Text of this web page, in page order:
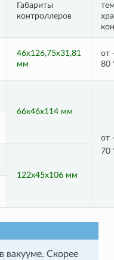
Габариты
контроллеров
46x126,75x31,81
мм
от
80
66x46x114 мм
от
122x45x106 мм
вакууме. Скорее